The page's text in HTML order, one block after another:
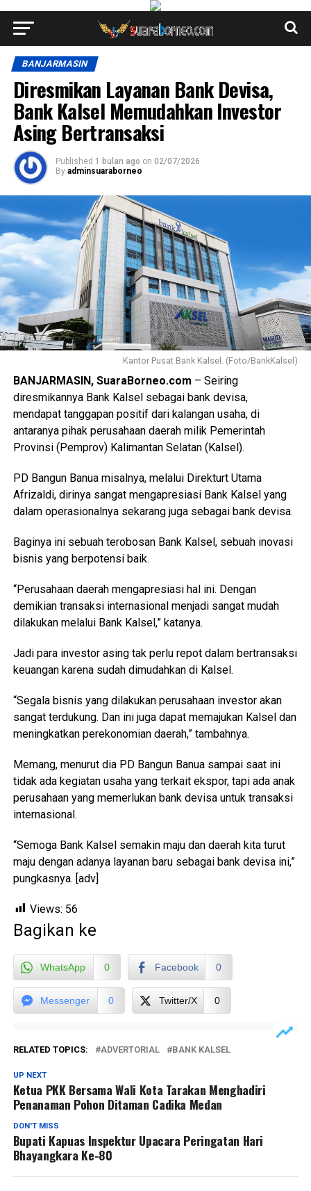
BANJARMASIN
Diresmikan Layanan Bank Devisa,
Bank Kalsel Memudahkan Investor
Asing Bertransaksi
Published 1 bulan ago on 02/07/2026
By adminsuaraborneo
Kantor Pusat Bank Kalsel. (Foto/BankKalsel)
BANJARMASIN, SuaraBorneo.com – Seiring
diresmikannya Bank Kalsel sebagai bank devisa,
mendapat tanggapan positif dari kalangan usaha, di
antaranya pihak perusahaan daerah milik Pemerintah
Provinsi (Pemprov) Kalimantan Selatan (Kalsel).
PD Bangun Banua misalnya, melalui Direkturt Utama
Afrizaldi, dirinya sangat mengapresiasi Bank Kalsel yang
dalam operasionalnya sekarang juga sebagai bank devisa.
Baginya ini sebuah terobosan Bank Kalsel, sebuah inovasi
bisnis yang berpotensi baik.
“Perusahaan daerah mengapresiasi hal ini. Dengan
demikian transaksi internasional menjadi sangat mudah
dilakukan melalui Bank Kalsel,” katanya.
Jadi para investor asing tak perlu repot dalam bertransaksi
keuangan karena sudah dimudahkan di Kalsel.
“Segala bisnis yang dilakukan perusahaan investor akan
sangat terdukung. Dan ini juga dapat memajukan Kalsel dan
meningkatkan perekonomian daerah,” tambahnya.
Memang, menurut dia PD Bangun Banua sampai saat ini
tidak ada kegiatan usaha yang terkait ekspor, tapi ada anak
perusahaan yang memerlukan bank devisa untuk transaksi
internasional.
“Semoga Bank Kalsel semakin maju dan daerah kita turut
maju dengan adanya layanan baru sebagai bank devisa ini,”
pungkasnya. [adv]
Views: 56
Bagikan ke
WhatsApp 0 Facebook 0
Messenger 0 Twitter/X 0
RELATED TOPICS: ADVERTORIAL BANK KALSEL
UP NEXT
Ketua PKK Bersama Wali Kota Tarakan Menghadiri
Penanaman Pohon Ditaman Cadika Medan
DON'T MISS
Bupati Kapuas Inspektur Upacara Peringatan Hari
Bhayangkara Ke-80